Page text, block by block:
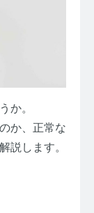
か。
か、正常な
説します。